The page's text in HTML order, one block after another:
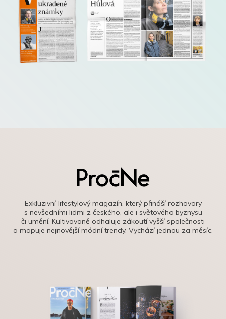
Exkluzivní lifestylový magazín, který přináší rozhovory
s nevšedními lidmi z českého, ale i světového byznysu
či umění. Kultivovaně odhaluje zákoutí vyšší společnosti
a mapuje nejnovější módní trendy. Vychází jednou za měsíc.